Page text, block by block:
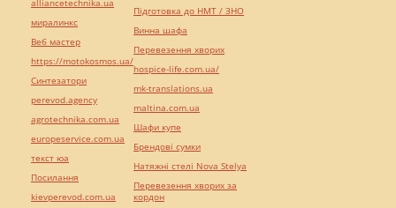
alliancetechnika.ua
миралинкс
Веб мастер
https://motokosmos.ua/
Синтезатори
perevod.agency
agrotechnika.com.ua
europeservice.com.ua
текст юа
Посилання
kievperevod.com.ua
Підготовка до НМТ / ЗНО
Винна шафа
Перевезення хворих
hospice-life.com.ua/
mk-translations.ua
maltina.com.ua
Шафи купе
Брендові сумки
Натяжні стелі Nova Stelya
Перевезення хворих за
кордон